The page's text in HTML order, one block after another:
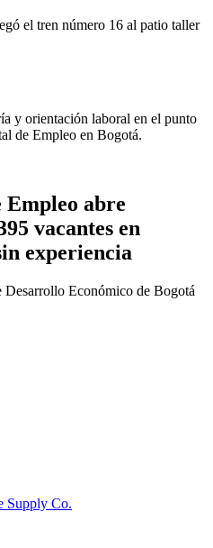
el tren número 16 al patio taller
abre
vacantes en
experiencia
Desarrollo Económico de Bogotá
Supply Co.